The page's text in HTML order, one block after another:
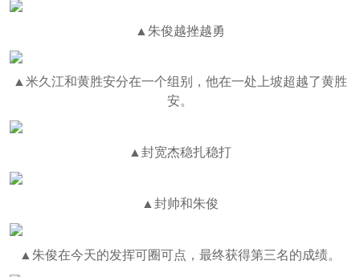
▲朱俊越挫越勇
▲米久江和黄胜安分在一个组别，他在一处上坡超越了黄胜
安。
▲封宽杰稳扎稳打
▲封帅和朱俊
▲朱俊在今天的发挥可圈可点，最终获得第三名的成绩。